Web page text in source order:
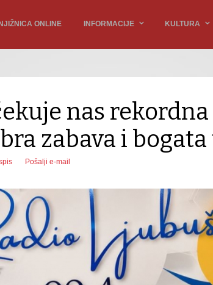
ONLINE INFORMACIJE KULTURA
nas rekordna
zabava i
Pošalji e-mail